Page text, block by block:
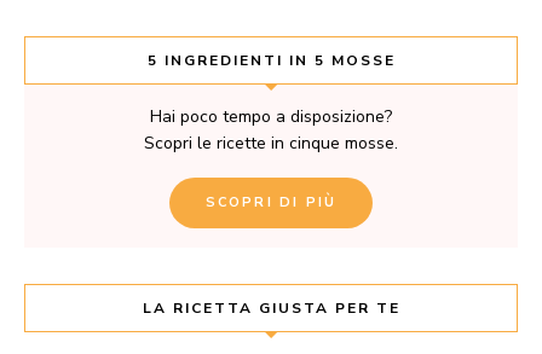
5 INGREDIENTI IN 5 MOSSE
Hai poco tempo a disposizione?
Scopri le ricette in cinque mosse.
SCOPRI DI PIÙ
LA RICETTA GIUSTA PER TE